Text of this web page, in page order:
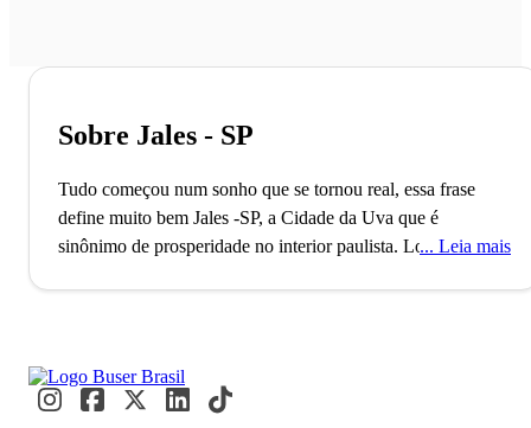
Sobre Jales - SP
Tudo começou num sonho que se tornou real, essa frase
define muito bem Jales -SP, a Cidade da Uva que é
sinônimo de prosperidade no interior paulista. Localizada no
mata para realizar os estudos necessários pela região. Dizem
que ele passou por muitas situações na região, dormindo em
Leia mais